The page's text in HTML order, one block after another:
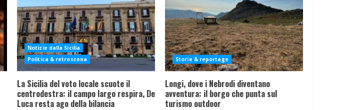
Notizie dalla Sicilia
Politica & retroscena
La Sicilia del voto locale scuote il
centrodestra: il campo largo respira, De
Luca resta ago della bilancia
Storie & reportage
Longi, dove i Nebrodi diventano
avventura: il borgo che punta sul
turismo outdoor